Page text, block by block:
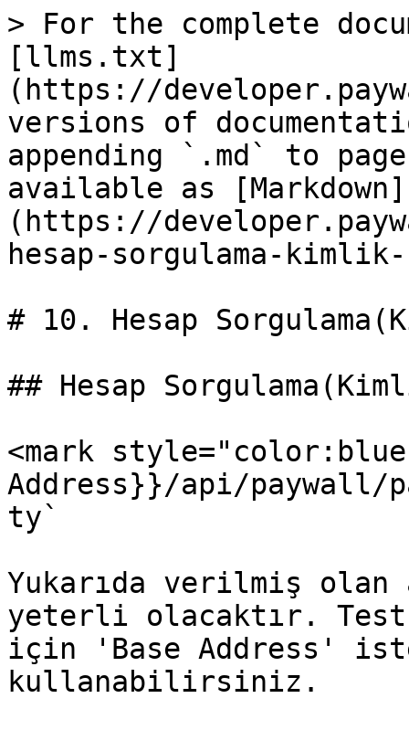
> For the complete
[llms.txt]
(https://
versions of
appending `.md` to
available as [Markdown]
(https://
hesap-sorgulama-
# 10. Hesap
## Hesap
<mark
Address}}/api/
ty`
Yukarıda verilmiş olan
yeterli olacaktır. Test
için 'Base Address'
kullanabilirsiniz.